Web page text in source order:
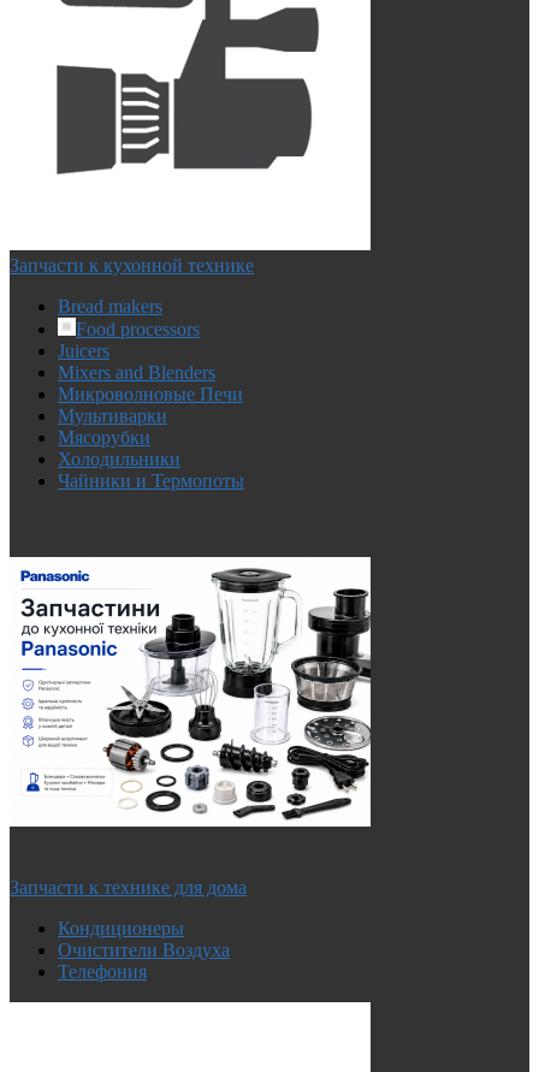
Запчасти к кухонной технике
Bread makers
Food processors
Juicers
Mixers and Blenders
Микроволновые Печи
Мультиварки
Мясорубки
Холодильники
Чайники и Термопоты
Запчасти к технике для дома
Кондиционеры
Очистители Воздуха
Телефония